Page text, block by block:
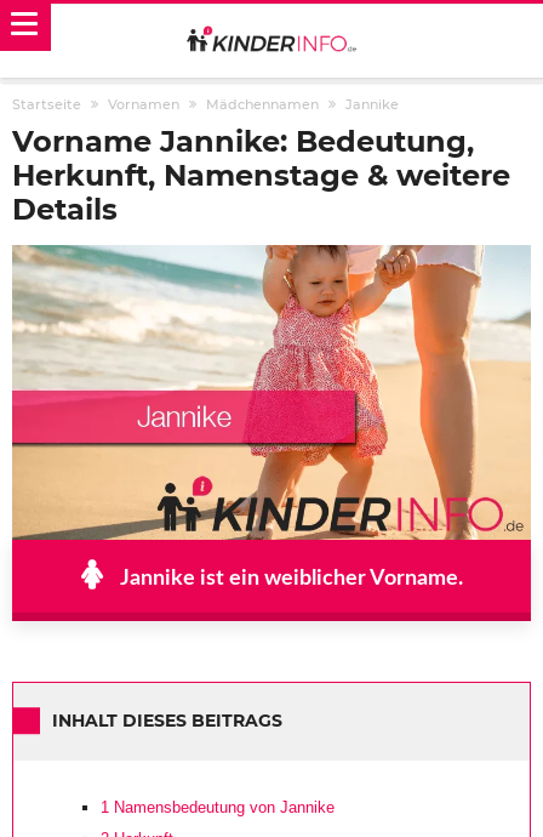
Startseite Vornamen Mädchennamen Jannike
Vorname Jannike: Bedeutung,
Herkunft, Namenstage & weitere
Details
Jannike ist ein weiblicher Vorname.
INHALT DIESES BEITRAGS
1 Namensbedeutung von Jannike